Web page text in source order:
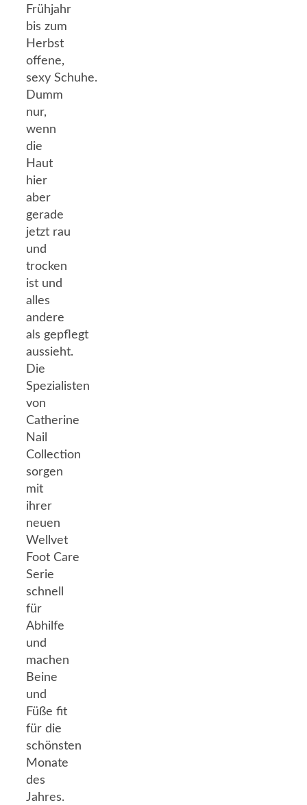
Frühjahr
bis zum
Herbst
offene,
sexy Schuhe.
Dumm
nur,
wenn
die
Haut
hier
aber
gerade
jetzt rau
und
trocken
ist und
alles
andere
als gepflegt
aussieht.
Die
Spezialisten
von
Catherine
Nail
Collection
sorgen
mit
ihrer
neuen
Wellvet
Foot Care
Serie
schnell
für
Abhilfe
und
machen
Beine
und
Füße fit
für die
schönsten
Monate
des
Jahres.